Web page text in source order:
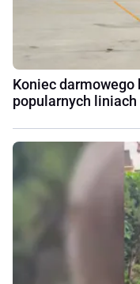
Koniec darmowego
popularnych liniach